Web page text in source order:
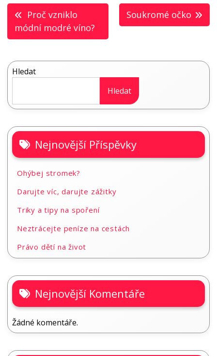
Navigace
pro
Proč vzniklo
módní modré víno?
Soukromé očko
Hledat
Hledat
Nejnovější Příspěvky
Ohýbej stromek?
Darujte víc, darujte zážitky
Triky a tipy na spoření
Neztrácejte peníze na cestách
Právo dětí na život
Nejnovější Komentáře
Žádné komentáře.